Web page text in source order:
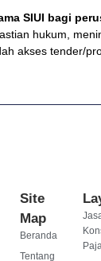
SIUI bagi
hukum,
akses tender/
Site
Map
Beranda
Tentang